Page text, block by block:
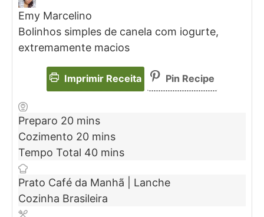
Emy Marcelino
Bolinhos simples de canela com iogurte,
extremamente macios
Imprimir Receita Pin Recipe
Preparo 20 mins
Cozimento 20 mins
Tempo Total 40 mins
Prato Café da Manhã | Lanche
Cozinha Brasileira